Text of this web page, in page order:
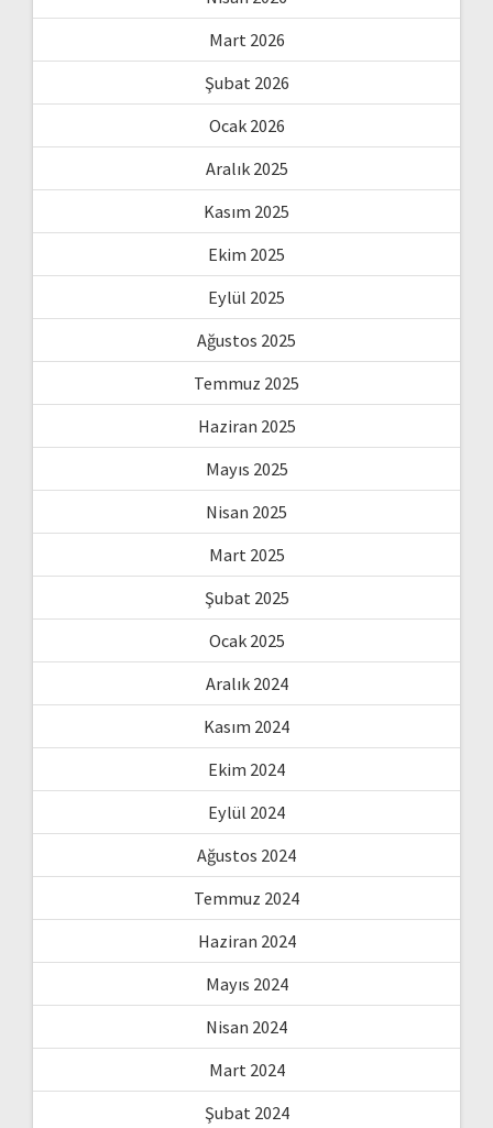
Mart 2026
Şubat 2026
Ocak 2026
Aralık 2025
Kasım 2025
Ekim 2025
Eylül 2025
Ağustos 2025
Temmuz 2025
Haziran 2025
Mayıs 2025
Nisan 2025
Mart 2025
Şubat 2025
Ocak 2025
Aralık 2024
Kasım 2024
Ekim 2024
Eylül 2024
Ağustos 2024
Temmuz 2024
Haziran 2024
Mayıs 2024
Nisan 2024
Mart 2024
Şubat 2024